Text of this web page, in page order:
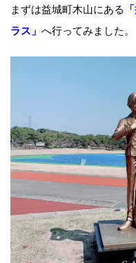
まずは益城町木山にある
ラス」 へ行ってみました。